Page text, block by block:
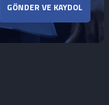
GÖNDER VE KAYDOL